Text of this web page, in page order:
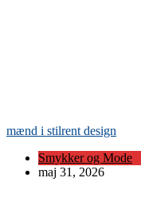
mænd i stilrent design
Smykker og Mode
maj 31, 2026